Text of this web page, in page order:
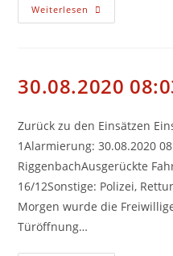
Weiterlesen 02.09.2020
15:30
30.08.2020
Zurück zu den Einsätzen
1Alarmierung: 30.08.2020
RiggenbachAusgerückte
16/12Sonstige: Polizei,
Morgen wurde die
Türöffnung…